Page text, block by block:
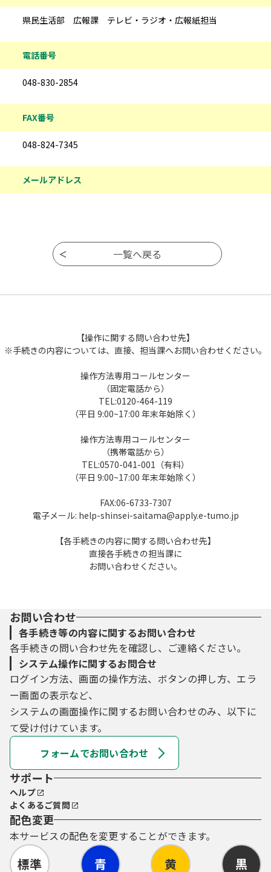
県民生活部 広報課 テレビ・ラジオ・広報紙担当
電話番号
048-830-2854
FAX番号
048-824-7345
メールアドレス
【操作に関する問い合わせ先】
※手続きの内容については、直接、担当課へお問い合わせください。
操作方法専用コールセンター
（固定電話から）
TEL:0120-464-119
（平日 9:00~17:00 年末年始除く）
操作方法専用コールセンター
（携帯電話から）
TEL:0570-041-001（有料）
（平日 9:00~17:00 年末年始除く）
FAX:06-6733-7307
電子メール: help-shinsei-saitama@apply.e-tumo.jp
【各手続きの内容に関する問い合わせ先】
直接各手続きの担当課に
お問い合わせください。
お問い合わせ
各手続き等の内容に関するお問い合わせ
各手続きの問い合わせ先を確認し、ご連絡ください。
システム操作に関するお問合せ
ログイン方法、画面の操作方法、ボタンの押し方、エラ
ー画面の表示など、
システムの画面操作に関するお問い合わせのみ、以下に
て受け付けています。
フォームでお問い合わせ
サポート
ヘルプ
よくあるご質問
配色変更
本サービスの配色を変更することができます。
標準 青 黄 黒